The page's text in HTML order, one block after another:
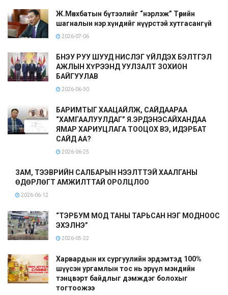
Ж.Мөнхбатын бүтээлийг “нэрлэж” Төрийн
шагналын нэр хүндийг нүүрстэй хутгасангүй
2026-07-06
БНЭУ РУУ ШУУД НИСЛЭГ ҮЙЛДЭХ БЭЛТГЭЛ
АЖЛЫН ХҮРЭЭНД УУЛЗАЛТ ЗОХИОН
БАЙГУУЛАВ
2026-06-30
БАРИМТЫГ ХААЦАЙЛЖ, САЙДААРАА
“ХАМГААЛУУЛДАГ” Я.ЭРДЭНЭСАЙХАНДАА
ЯМАР ХАРИУЦЛАГА ТООЦОХ ВЭ, ИДЭРБАТ
САЙД АА?
2026-06-25
ЗАМ, ТЭЭВРИЙН САЛБАРЫН НЭЭЛТТЭЙ ХААЛГАНЫ
ӨДӨРЛӨГТ АМЖИЛТТАЙ ОРОЛЦЛОО
2026-06-12
“ТЭРБУМ МОД ТАНЫ ТАРЬСАН НЭГ МОДНООС
ЭХЭЛНЭ”
2026-05-22
Харвардын их сургуулийн эрдэмтэд 100%
шүүсэн ургамлын тос нь эрүүл мэндийн
тэнцвэрт байдлыг дэмждэг болохыг
тогтоожээ